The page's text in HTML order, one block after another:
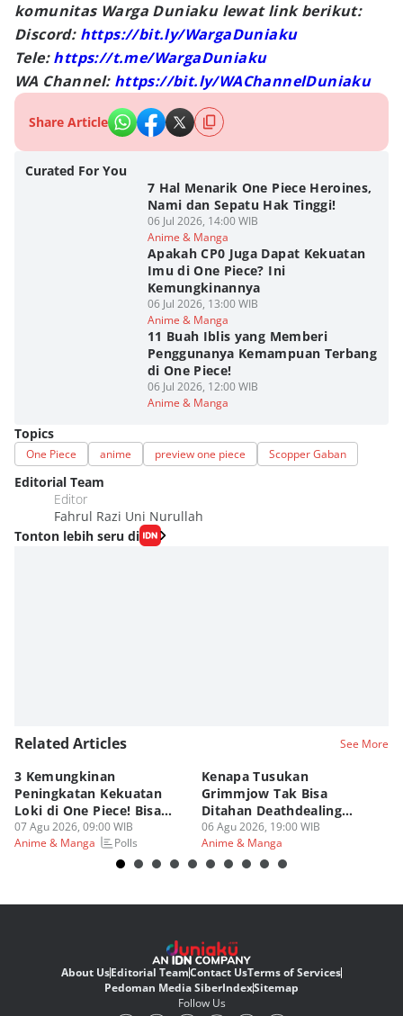
komunitas Warga Duniaku lewat link berikut:
Discord: https://bit.ly/WargaDuniaku
Tele:https://t.me/WargaDuniaku
WA Channel: https://bit.ly/WAChannelDuniaku
Share Article
Curated For You
7 Hal Menarik One Piece Heroines,
Nami dan Sepatu Hak Tinggi!
06 Jul 2026, 14:00 WIB
Anime & Manga
Apakah CP0 Juga Dapat Kekuatan
Imu di One Piece? Ini
Kemungkinannya
06 Jul 2026, 13:00 WIB
Anime & Manga
11 Buah Iblis yang Memberi
Penggunanya Kemampuan Terbang
di One Piece!
06 Jul 2026, 12:00 WIB
Anime & Manga
Topics
One Piece anime preview one piece Scopper Gaban
Editorial Team
Editor
Fahrul Razi Uni Nurullah
Tonton lebih seru di
Related Articles See More
3 Kemungkinan
Peningkatan Kekuatan
Loki di One Piece! Bisa
Lebih OP?
07 Agu 2026, 09:00 WIB
Anime & Manga
Polls
Kenapa Tusukan
Grimmjow Tak Bisa
Ditahan Deathdealing
Askin Bleach?
06 Agu 2026, 19:00 WIB
Anime & Manga
About UsEditorial TeamContact UsTerms of Services
Pedoman Media SiberIndexSitemap
Follow Us